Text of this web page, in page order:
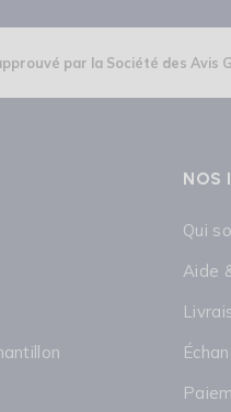
par la Société des Avis
NOS
Qui
Aide